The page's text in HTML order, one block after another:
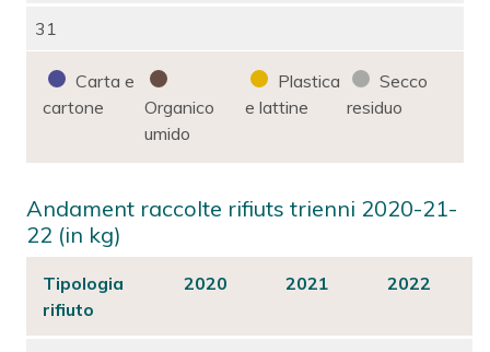
31
Carta e
cartone
Organico
umido
Plastica
e lattine
Secco
residuo
Andament raccolte rifiuts trienni 2020-21-
22 (in kg)
Tipologia
rifiuto
2020 2021 2022